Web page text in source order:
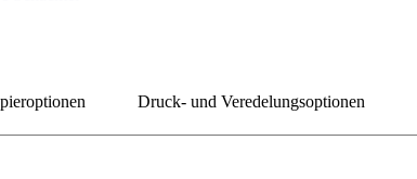
Druck- und Veredelungsoptionen